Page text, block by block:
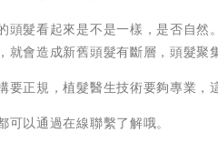
頭髮看起來是不是一樣，是否自
會造成新舊頭髮有斷層，頭髮聚
正規，植髮醫生技術要夠專業，
以通過在線聯繫了解哦。